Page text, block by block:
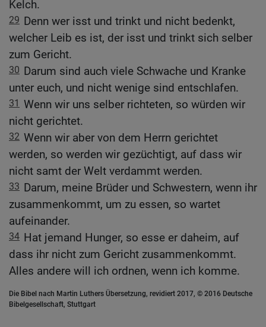
Kelch.
29 Denn wer isst und trinkt und nicht bedenkt,
welcher Leib es ist, der isst und trinkt sich selber
zum Gericht.
30 Darum sind auch viele Schwache und Kranke
unter euch, und nicht wenige sind entschlafen.
31 Wenn wir uns selber richteten, so würden wir
nicht gerichtet.
32 Wenn wir aber von dem Herrn gerichtet
werden, so werden wir gezüchtigt, auf dass wir
nicht samt der Welt verdammt werden.
33 Darum, meine Brüder und Schwestern, wenn ihr
zusammenkommt, um zu essen, so wartet
aufeinander.
34 Hat jemand Hunger, so esse er daheim, auf
dass ihr nicht zum Gericht zusammenkommt.
Alles andere will ich ordnen, wenn ich komme.
Die Bibel nach Martin Luthers Übersetzung, revidiert 2017, © 2016 Deutsche
Bibelgesellschaft, Stuttgart